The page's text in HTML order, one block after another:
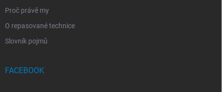
Proč právě my
O repasované technice
Slovník pojmů
FACEBOOK